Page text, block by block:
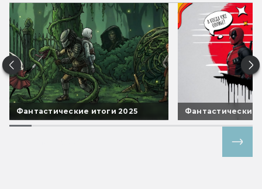
Фантастические итоги 2025 Фантастические